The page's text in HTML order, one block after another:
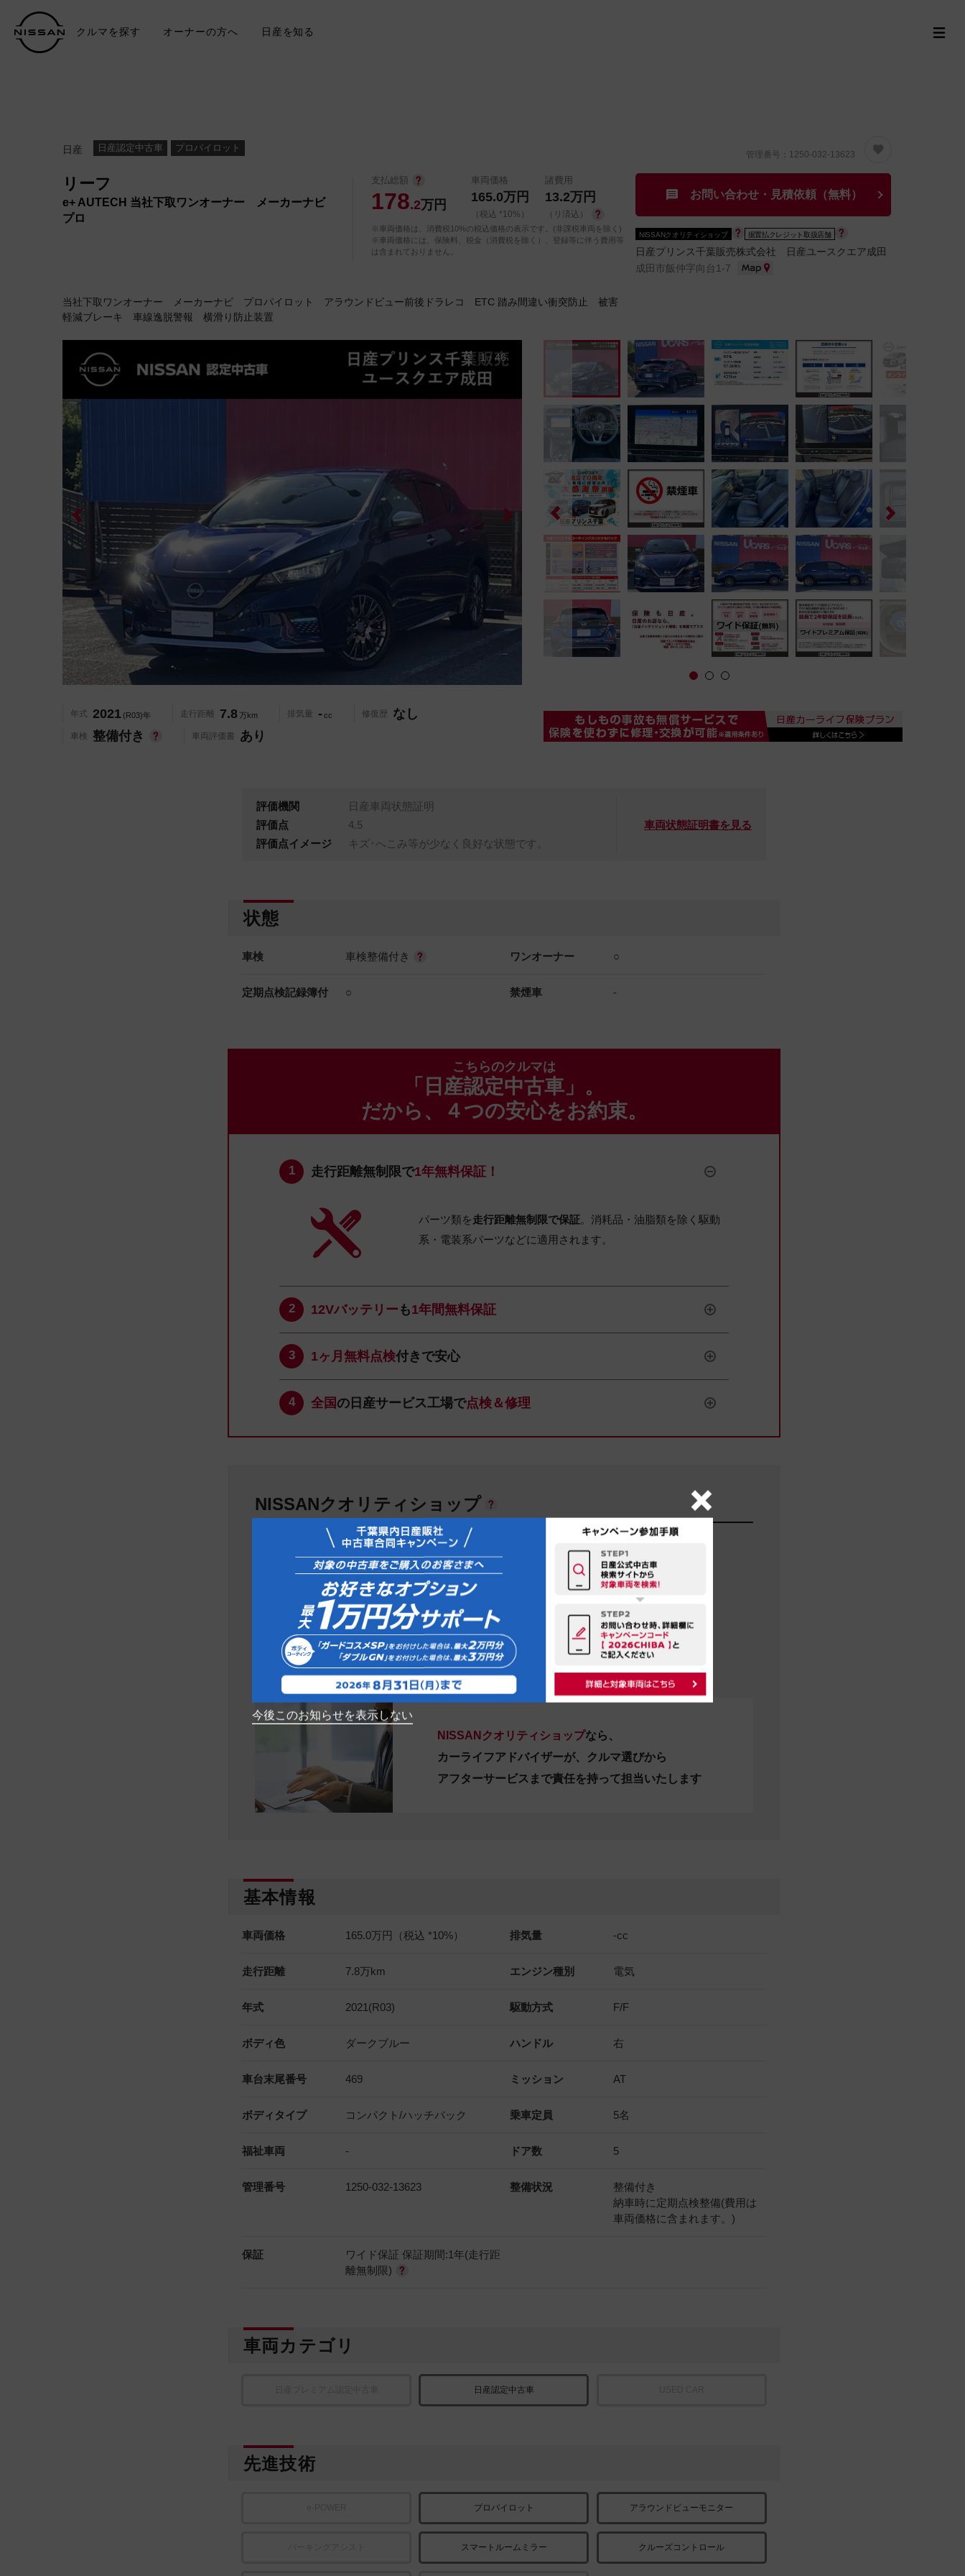
クルマを探す オーナーの方へ 日産を知る
日産 日産認定中古車 プロパイロット
リーフ
e+ AUTECH 当社下取ワンオーナー メーカーナビ
プロ
支払総額
178.2万円
車両価格
165.0万円
（税込 *10%）
諸費用
13.2万円
（リ済込）
※車両価格は、消費税10%の税込価格の表示です。(非課税車両を除く)
※車両価格には、保険料、税金（消費税を除く）、登録等に伴う費用等
は含まれておりません。
当社下取ワンオーナー メーカーナビ プロパイロット アラウンドビュー前後ドラレコ ETC 踏み間違い衝突防止 被害
軽減ブレーキ 車線逸脱警報 横滑り防止装置
管理番号：1250-032-13623
お問い合わせ・見積依頼（無料）
NISSANクオリティショップ 据置払クレジット取扱店舗
日産プリンス千葉販売株式会社 日産ユースクエア成田
成田市飯仲字向台1-7
1/ 46
年式 2021 (R03)年 走行距離 7.8万km 排気量 - cc 修復歴 なし
車検 整備付き 車両評価書 あり
評価機関
日産車両状態証明
評価点
4.5
評価点イメージ
キズ･へこみ等が少なく良好な状態です。
車両状態証明書を見る
状態
車検 車検整備付き ワンオーナー ○
定期点検記録簿付 ○ 禁煙車 -
こちらのクルマは
「日産認定中古車」。
だから、４つの安心をお約束。
走行距離無制限で1年無料保証！
パーツ類を走行距離無制限で保証。消耗品・油脂類を除く駆動
系・電装系パーツなどに適用されます。
12Vバッテリー も1年間無料保証
1ヶ月無料点検付きで安心
全国 の日産サービス工場で点検＆修理
NISSANクオリティショップ
日産プリンス千葉販売株式会社 日産ユースクエア成田
0476-20-3423 成田市飯仲字向台1-7
営業時間１０：００～１８：００
定休日
毎週 火曜日・水曜日
※詳しくはお問合せください。
※在庫状況については販売店にお問合せください
NISSANクオリティショップなら、
カーライフアドバイザーが、クルマ選びから
アフターサービスまで責任を持って担当いたします
基本情報
車両価格 165.0万円（税込 *10%） 排気量 -cc
走行距離 7.8万km エンジン種別 電気
年式 2021(R03) 駆動方式 F/F
ボディ色 ダークブルー ハンドル 右
車台末尾番号 469 ミッション AT
ボディタイプ コンパクト/ハッチバック 乗車定員 5名
福祉車両 - ドア数 5
管理番号 1250-032-13623 整備状況
整備付き
納車時に定期点検整備(費用は
車両価格に含まれます。)
保証
ワイド保証 保証期間:1年(走行距
離無制限)
車両カテゴリ
日産認定中古車
先進技術
プロパイロット アラウンドビューモニター
スマートルームミラー クルーズコントロール
今後このお知らせを表示しない